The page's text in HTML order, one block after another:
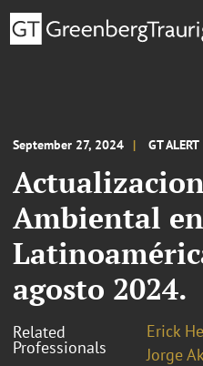
September 27, 2024 GT ALERT
Ambiental en
agosto 2024.
Related
Professionals
Erick
Jorge